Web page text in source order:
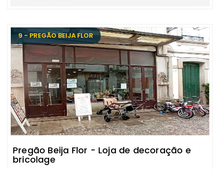
9 - PREGÃO BEIJA FLOR
Pregão Beija Flor - Loja de decoração e
bricolage